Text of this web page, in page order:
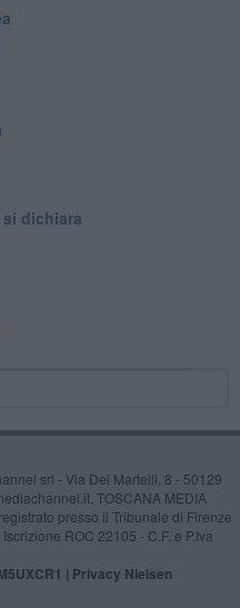
dichiara
srl - Via Dei Martelli, 8 - 50129
TOSCANA MEDIA
presso il Tribunale di Firenze
ROC 22105 - C.F. e P.Iva
| Privacy Nielsen